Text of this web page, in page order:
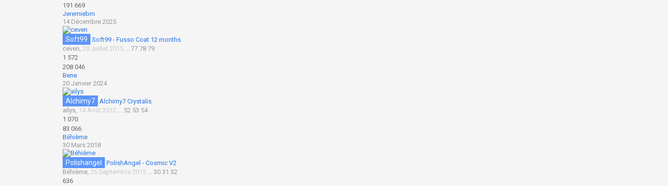
191 669
Jeremiebm
14 Décembre 2025
Soft99
Soft99 - Fusso Coat 12 months
ceven, 20 Juillet 2015 ... 77 78 79
1 572
208 046
Bene
20 Janvier 2024
Alchimy7
Alchimy7 Crystalis
ailys, 14 Août 2012 ... 52 53 54
1 070
83 066
Béhième
30 Mars 2018
Polishangel
PolishAngel - Cosmic V2
Béhième, 26 Septembre 2015 ... 30 31 32
636